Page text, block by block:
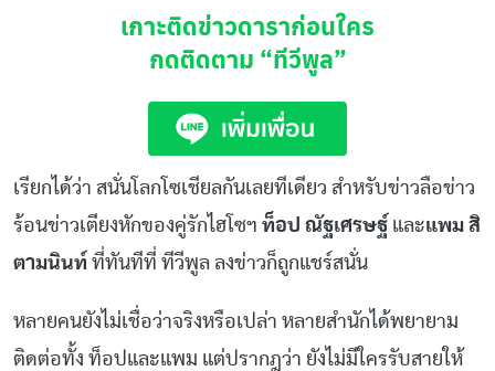
เกาะติดข่าวดาราก่อนใคร
กดติดตาม “ทีวีพูล”
เรียกได้ว่า สนั่นโลกโซเชียลกันเลยทีเดียว สำหรับข่าวลือข่าว
ร้อนข่าวเตียงหักของคู่รักไฮโซฯ ท็อป ณัฐเศรษฐ์ และแพม สิ
ตามนินท์ ที่ทันทีที่ ทีวีพูล ลงข่าวก็ถูกแชร์สนั่น
หลายคนยังไม่เชื่อว่าจริงหรือเปล่า หลายสำนักได้พยายาม
ติดต่อทั้ง ท็อปและแพม แต่ปรากฎว่า ยังไม่มีใครรับสายให้